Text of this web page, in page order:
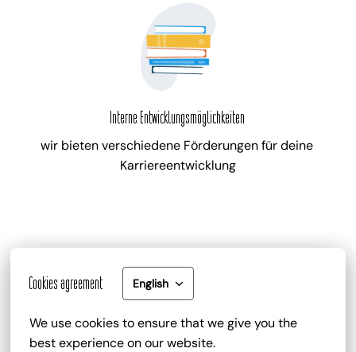
Cookies agreement English
We use cookies to ensure that we give you the
best experience on our website.
Interne Entwicklungsmöglichkeiten
wir bieten verschiedene Förderungen für deine
Karriereentwicklung
Gute Bezahlung und Mitarbeiterrabatt
zu deinem attraktiven Gehalt gib es zusätzlich die
Trinkgeldbeteiligung, Mitarbeiterrabatte und